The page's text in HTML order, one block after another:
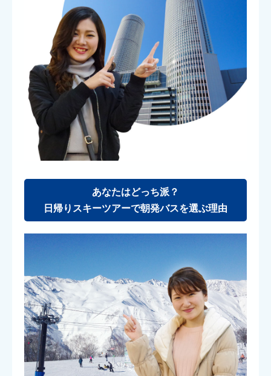
あなたはどっち派？
日帰りスキーツアーで朝発バスを選ぶ理由